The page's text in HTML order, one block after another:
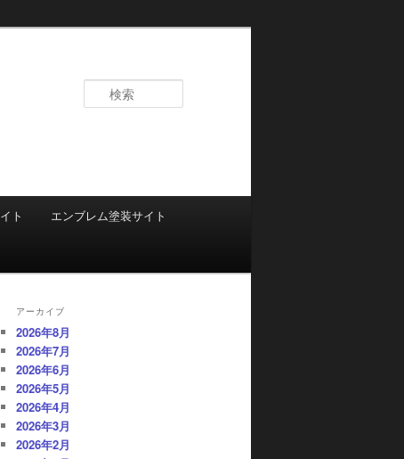
ト エンブレム塗装サイト
アーカイブ
2026年8月
2026年7月
2026年6月
2026年5月
2026年4月
2026年3月
2026年2月